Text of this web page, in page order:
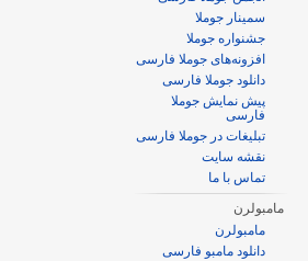
سمینار جوملا
جشنواره جوملا
افزونه‌های جوملا فارسی
دانلود جوملا فارسی
پیش نمایش جوملا
فارسی
تبلیغات در جوملا فارسی
نقشه سایت
تماس با ما
مامبولرن
مامبولرن
دانلود مامبو فارسی